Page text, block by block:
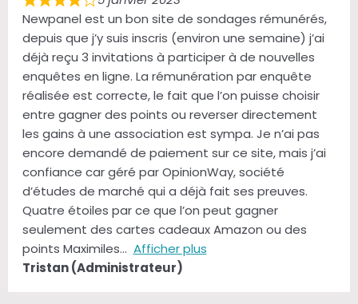
R
a
t
e
d
4
,
0
o
u
t
o
f
5
Newpanel est un bon site de sondages rémunérés,
depuis que j’y suis inscris (environ une semaine) j’ai
déjà reçu 3 invitations à participer à de nouvelles
enquêtes en ligne. La rémunération par enquête
réalisée est correcte, le fait que l’on puisse choisir
entre gagner des points ou reverser directement
les gains à une association est sympa. Je n’ai pas
encore demandé de paiement sur ce site, mais j’ai
confiance car géré par OpinionWay, société
d’études de marché qui a déjà fait ses preuves.
Quatre étoiles par ce que l’on peut gagner
seulement des cartes cadeaux Amazon ou des
points Maximiles
Afficher plus
Tristan (Administrateur)